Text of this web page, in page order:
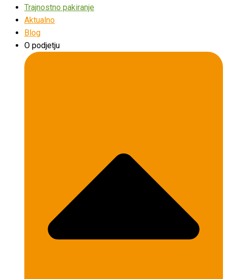
Trajnostno pakiranje
Aktualno
Blog
O podjetju